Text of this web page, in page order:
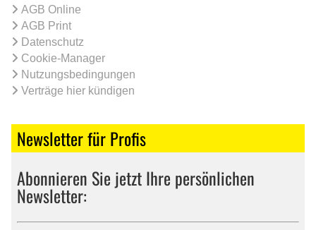
AGB Online
AGB Print
Datenschutz
Cookie-Manager
Nutzungsbedingungen
Verträge hier kündigen
Newsletter für Profis
Abonnieren Sie jetzt Ihre persönlichen
Newsletter: